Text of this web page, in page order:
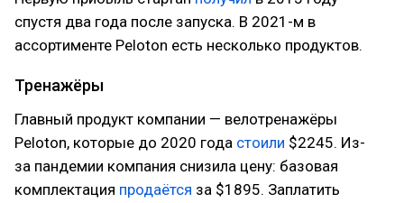
спустя два года после запуска. В 2021-м в
ассортименте Peloton есть несколько продуктов.
Тренажёры
Главный продукт компании — велотренажёры
Peloton, которые до 2020 года стоили $2245. Из-
за пандемии компания снизила цену: базовая
комплектация продаётся за $1895. Заплатить